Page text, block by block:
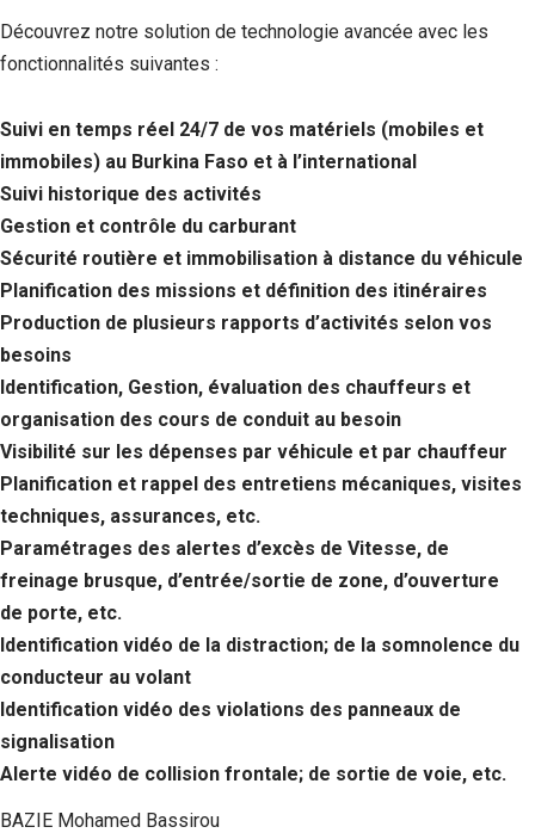
Découvrez notre solution de technologie avancée avec les
fonctionnalités suivantes :
Suivi en temps réel 24/7 de vos matériels (mobiles et
immobiles) au Burkina Faso et à l’international
Suivi historique des activités
Gestion et contrôle du carburant
Sécurité routière et immobilisation à distance du véhicule
Planification des missions et définition des itinéraires
Production de plusieurs rapports d’activités selon vos
besoins
Identification, Gestion, évaluation des chauffeurs et
organisation des cours de conduit au besoin
Visibilité sur les dépenses par véhicule et par chauffeur
Planification et rappel des entretiens mécaniques, visites
techniques, assurances, etc.
Paramétrages des alertes d’excès de Vitesse, de
freinage brusque, d’entrée/sortie de zone, d’ouverture
de porte, etc.
Identification vidéo de la distraction; de la somnolence du
conducteur au volant
Identification vidéo des violations des panneaux de
signalisation
Alerte vidéo de collision frontale; de sortie de voie, etc.
BAZIE Mohamed Bassirou